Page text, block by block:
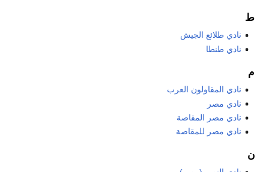
ط
نادي طلائع الجيش
نادي طنطا
م
نادي المقاولون العرب
نادي مصر
نادي مصر المقاصة
نادي مصر للمقاصة
ن